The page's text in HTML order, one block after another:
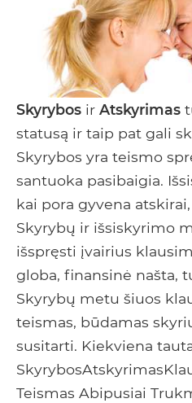
Skyrybos ir Atskyrimas
statusą ir taip pat gali
Skyrybos yra teismo
santuoka pasibaigia.
kai pora gyvena
Skyrybų ir išsiskyrimo
išspręsti įvairius
globa, finansinė našta,
Skyrybų metu šiuos
teismas, būdamas
susitarti. Kiekviena
Teismas Abipusiai